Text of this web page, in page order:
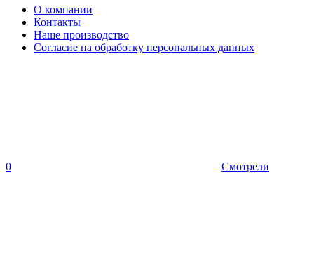
О компании
Контакты
Наше производство
Согласие на обработку персональных данных
0 Смотрели